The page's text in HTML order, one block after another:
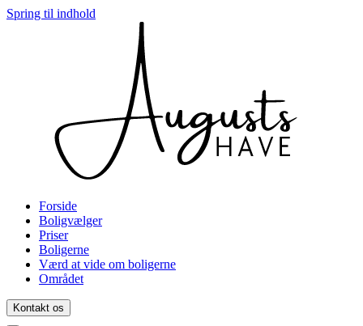
Spring til indhold
Forside
Boligvælger
Priser
Boligerne
Værd at vide om boligerne
Området
Kontakt os